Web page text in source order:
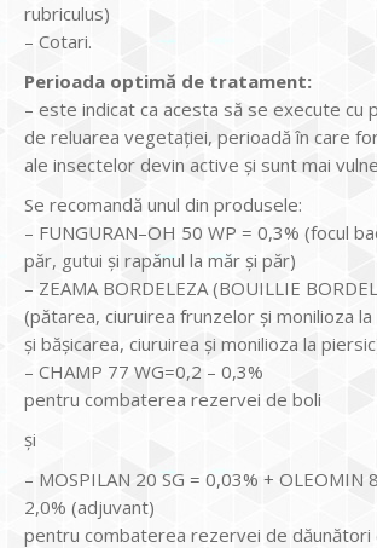
rubriculus)
– Cotari.
Perioada optimă de tratament:
– este indicat ca acesta să se execute cu
de reluarea vegetaţiei, perioadă în care
ale insectelor devin active şi sunt mai
Se recomandă unul din produsele:
– FUNGURAN–OH 50 WP = 0,3% (focul
păr, gutui şi rapănul la măr şi păr)
– ZEAMA BORDELEZA (BOUILLIE
(pătarea, ciuruirea frunzelor şi monilioza la
şi băşicarea, ciuruirea şi monilioza la
– CHAMP 77 WG=0,2 – 0,3%
pentru combaterea rezervei de boli
și
– MOSPILAN 20 SG = 0,03% + OLEOMIN
2,0% (adjuvant)
pentru combaterea rezervei de dăunători